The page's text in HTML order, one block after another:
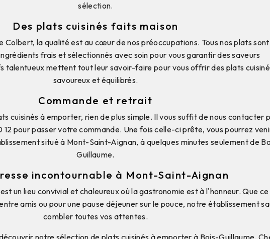
sélection.
Des plats cuisinés faits maison
Colbert, la qualité est au cœur de nos préoccupations. Tous nos plats sont
frais et sélectionnés avec soin pour vous garantir des saveurs
talentueux mettent tout leur savoir-faire pour vous offrir des plats
savoureux et équilibrés.
Commande et retrait
cuisinés à emporter, rien de plus simple. Il vous suffit de nous contacter
12 pour passer votre commande. Une fois celle-ci prête, vous pourrez
situé à Mont-Saint-Aignan, à quelques minutes seulement de
Guillaume.
incontournable à Mont-Saint-Aignan
un lieu convivial et chaleureux où la gastronomie est à l'honneur. Que
amis ou pour une pause déjeuner sur le pouce, notre établissement
combler toutes vos attentes.
notre sélection de plats cuisinés à emporter à Bois-Guillaume.